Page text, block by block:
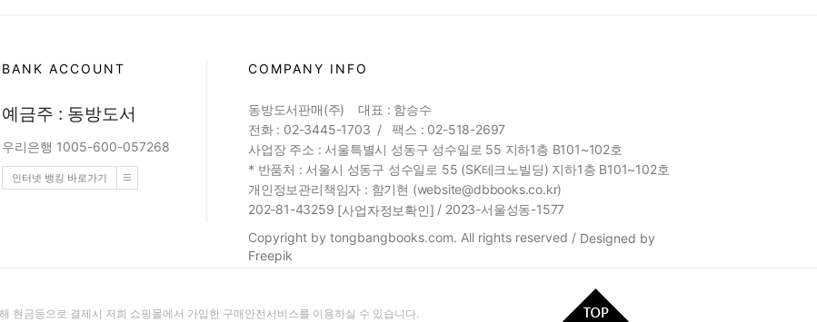
BANK ACCOUNT
예금주 : 동방도서
우리은행 1005-600-057268
인터넷 뱅킹 바로가기
COMPANY INFO
동방도서판매(주) 대표 : 함승수
전화 : 02-3445-1703 / 팩스 : 02-518-2697
사업장 주소 : 서울특별시 성동구 성수일로 55 지하1층 B101~102호
* 반품처 : 서울시 성동구 성수일로 55 (SK테크노빌딩) 지하1층 B101~102호
개인정보관리책임자 : 함기현 (website@dbbooks.co.kr)
202-81-43259 [사업자정보확인] / 2023-서울성동-1577
Copyright by tongbangbooks.com. All rights reserved / Designed by
Freepik
현금등으로 결제시 저희 쇼핑몰에서 가입한 구매안전서비스를 이용하실 수 있습니다.